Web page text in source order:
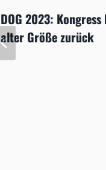
DOG 2023:
alter Größe zurück